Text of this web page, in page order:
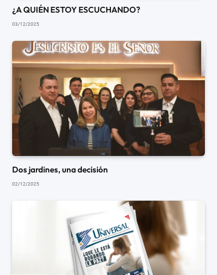
¿A QUIÉN ESTOY ESCUCHANDO?
03/12/2025
Dos jardines, una decisión
02/12/2025